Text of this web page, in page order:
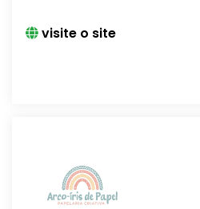
visite o site